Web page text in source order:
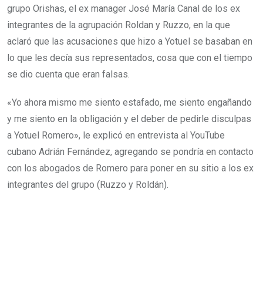
grupo Orishas, el ex manager José María Canal de los ex
integrantes de la agrupación Roldan y Ruzzo, en la que
aclaró que las acusaciones que hizo a Yotuel se basaban en
lo que les decía sus representados, cosa que con el tiempo
se dio cuenta que eran falsas.
«Yo ahora mismo me siento estafado, me siento engañando
y me siento en la obligación y el deber de pedirle disculpas
a Yotuel Romero», le explicó en entrevista al YouTube
cubano Adrián Fernández, agregando se pondría en contacto
con los abogados de Romero para poner en su sitio a los ex
integrantes del grupo (Ruzzo y Roldán).